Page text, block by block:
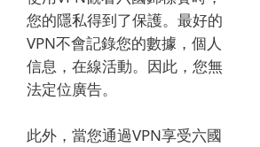
您的隱私得到了保護。 最好的
VPN不會記錄您的數據，個人
信息，在線活動。 因此，您無
法定位廣告。
此外，當您通過VPN享受六國